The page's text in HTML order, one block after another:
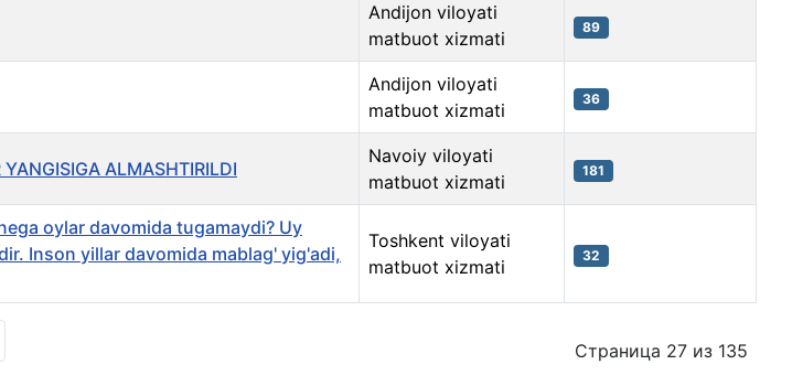
Andijon viloyati
matbuot xizmati
89
Andijon viloyati
matbuot xizmati
36
ALMASHTIRILDI
Navoiy viloyati
matbuot xizmati
181
oylar davomida tugamaydi? Uy
Inson yillar davomida mablag' yig'adi,
Toshkent viloyati
matbuot xizmati
32
Страница 27 из 135